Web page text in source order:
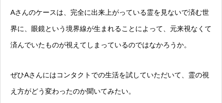
Aさんのケースは、完全に出来上がっている霊を見ないで済む世
界に、眼鏡という境界線が生まれることによって、元来視なくて
済んでいたものが視えてしまっているのではなかろうか。
ぜひAさんにはコンタクトでの生活を試していただいて、霊の視
え方がどう変わったのか聞いてみたい。